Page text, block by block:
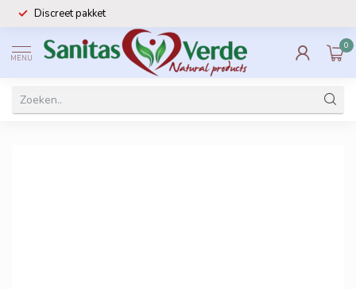
Discreet pakket
MENU
0